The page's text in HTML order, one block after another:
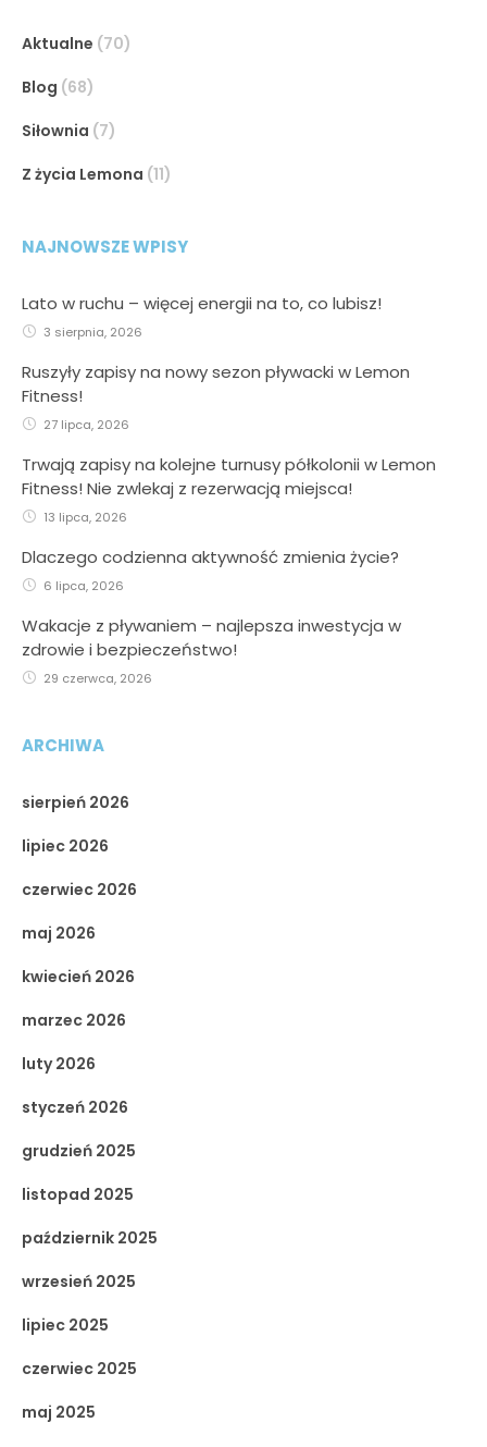
Aktualne (70)
Blog (68)
Siłownia (7)
Z życia Lemona (11)
NAJNOWSZE WPISY
Lato w ruchu – więcej energii na to, co lubisz!
3 sierpnia, 2026
Ruszyły zapisy na nowy sezon pływacki w Lemon
Fitness!
27 lipca, 2026
Trwają zapisy na kolejne turnusy półkolonii w Lemon
Fitness! Nie zwlekaj z rezerwacją miejsca!
13 lipca, 2026
Dlaczego codzienna aktywność zmienia życie?
6 lipca, 2026
Wakacje z pływaniem – najlepsza inwestycja w
zdrowie i bezpieczeństwo!
29 czerwca, 2026
ARCHIWA
sierpień 2026
lipiec 2026
czerwiec 2026
maj 2026
kwiecień 2026
marzec 2026
luty 2026
styczeń 2026
grudzień 2025
listopad 2025
październik 2025
wrzesień 2025
lipiec 2025
czerwiec 2025
maj 2025